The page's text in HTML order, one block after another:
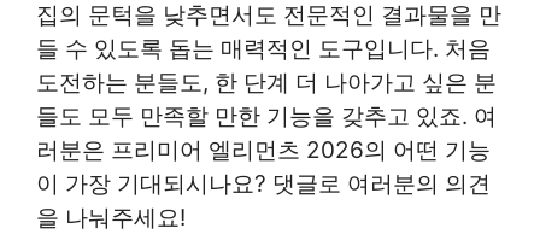
집의 문턱을 낮추면서도 전문적인 결과물을 만
들 수 있도록 돕는 매력적인 도구입니다. 처음
도전하는 분들도, 한 단계 더 나아가고 싶은 분
들도 모두 만족할 만한 기능을 갖추고 있죠. 여
러분은 프리미어 엘리먼츠 2026의 어떤 기능
이 가장 기대되시나요? 댓글로 여러분의 의견
을 나눠주세요!